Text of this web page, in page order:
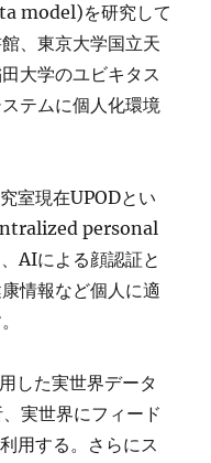
model)を研究して
、東京大学国立天
大学のユビキタス
テムに個人化環境
室現在UPODとい
personal
AIによる顔認証と
情報など個人に適
した実世界データ
実世界にフィード
用する。さらにス